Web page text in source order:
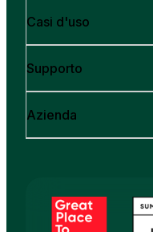
Casi d'uso
Supporto
Azienda